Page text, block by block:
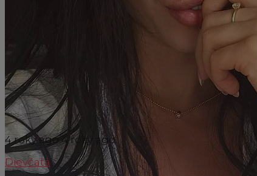
4 roky ago 4 roky ago
Dievčatá